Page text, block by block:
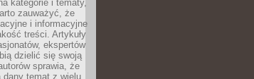
kategorie i tematy,
zauważyć, że
i informacyjne
treści. Artykuły
ekspertów
dzielić się swoją
sprawia, że
temat z wielu